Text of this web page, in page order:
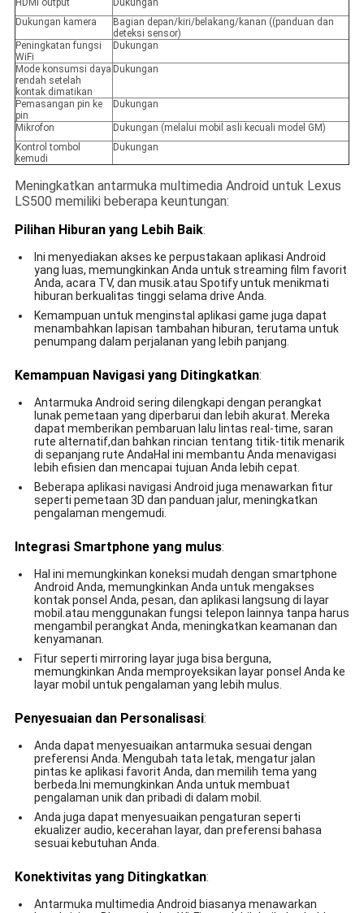
HDMI output
Dukungan
Dukungan kamera
Bagian depan/kiri/belakang/kanan ((panduan dan
deteksi sensor)
Peningkatan fungsi
WiFi
Dukungan
Mode konsumsi daya
rendah setelah
kontak dimatikan
Dukungan
Pemasangan pin ke
pin
Dukungan
Mikrofon
Dukungan (melalui mobil asli kecuali model GM)
Kontrol tombol
kemudi
Dukungan
Meningkatkan antarmuka multimedia Android untuk Lexus
LS500 memiliki beberapa keuntungan:
Pilihan Hiburan yang Lebih Baik:
Ini menyediakan akses ke perpustakaan aplikasi Android
yang luas, memungkinkan Anda untuk streaming film favorit
Anda, acara TV, dan musik.atau Spotify untuk menikmati
hiburan berkualitas tinggi selama drive Anda.
Kemampuan untuk menginstal aplikasi game juga dapat
menambahkan lapisan tambahan hiburan, terutama untuk
penumpang dalam perjalanan yang lebih panjang.
Kemampuan Navigasi yang Ditingkatkan:
Antarmuka Android sering dilengkapi dengan perangkat
lunak pemetaan yang diperbarui dan lebih akurat. Mereka
dapat memberikan pembaruan lalu lintas real-time, saran
rute alternatif,dan bahkan rincian tentang titik-titik menarik
di sepanjang rute AndaHal ini membantu Anda menavigasi
lebih efisien dan mencapai tujuan Anda lebih cepat.
Beberapa aplikasi navigasi Android juga menawarkan fitur
seperti pemetaan 3D dan panduan jalur, meningkatkan
pengalaman mengemudi.
Integrasi Smartphone yang mulus:
Hal ini memungkinkan koneksi mudah dengan smartphone
Android Anda, memungkinkan Anda untuk mengakses
kontak ponsel Anda, pesan, dan aplikasi langsung di layar
mobil.atau menggunakan fungsi telepon lainnya tanpa harus
mengambil perangkat Anda, meningkatkan keamanan dan
kenyamanan.
Fitur seperti mirroring layar juga bisa berguna,
memungkinkan Anda memproyeksikan layar ponsel Anda ke
layar mobil untuk pengalaman yang lebih mulus.
Penyesuaian dan Personalisasi:
Anda dapat menyesuaikan antarmuka sesuai dengan
preferensi Anda. Mengubah tata letak, mengatur jalan
pintas ke aplikasi favorit Anda, dan memilih tema yang
berbeda.Ini memungkinkan Anda untuk membuat
pengalaman unik dan pribadi di dalam mobil.
Anda juga dapat menyesuaikan pengaturan seperti
ekualizer audio, kecerahan layar, dan preferensi bahasa
sesuai kebutuhan Anda.
Konektivitas yang Ditingkatkan:
Antarmuka multimedia Android biasanya menawarkan